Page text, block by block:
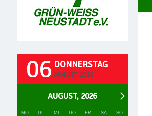
06 DONNERSTAG
AUGUST, 2026
AUGUST, 2026
MO DI MI DO FR SA SO